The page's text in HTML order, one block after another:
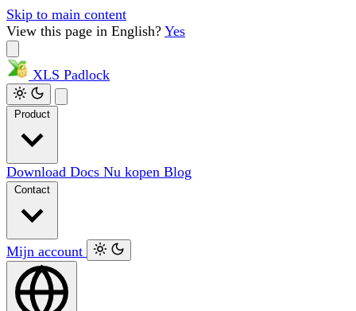
Skip to main content
View this page in English? Yes
XLS Padlock
Download Docs Nu kopen Blog
Mijn account